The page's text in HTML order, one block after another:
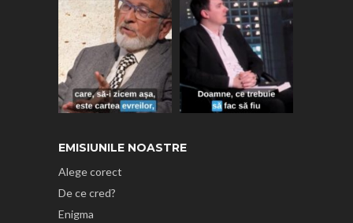
EMISIUNILE NOASTRE
Alege corect
De ce cred?
Enigma